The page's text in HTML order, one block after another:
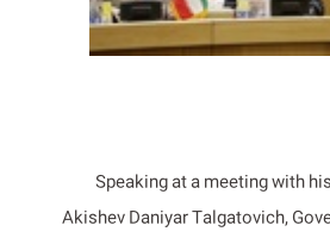
Speaking at a meeting with
Akishev Daniyar Talgatovich,